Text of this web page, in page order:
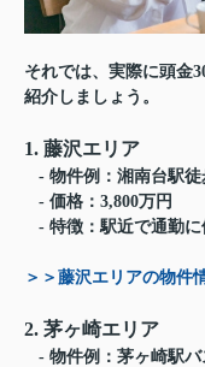
それでは、実際に頭金
紹介しましょう。
1. 藤沢エリア
- 物件例：湘南台駅徒
- 価格：3,800万円
- 特徴：駅近で通勤に
＞＞藤沢エリアの物件
2. 茅ヶ崎エリア
- 物件例：茅ヶ崎駅バ